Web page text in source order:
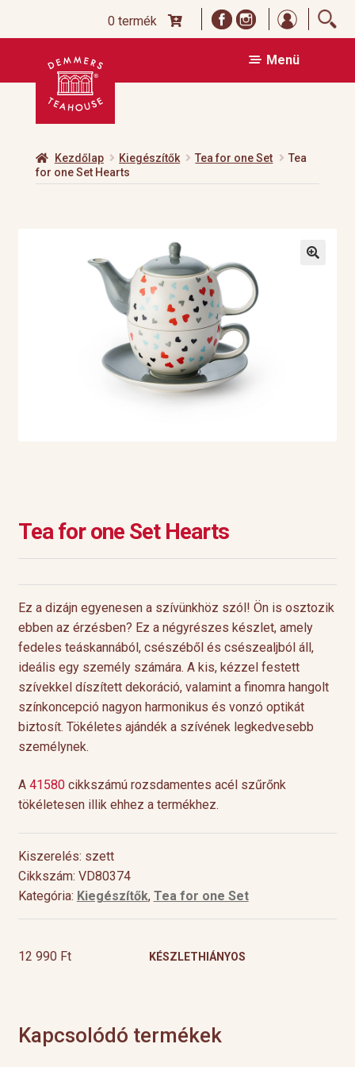
0 termék
Ugrás
navigációhoz
Kilépés
tartalomba
Menü
Kezdőlap Kiegészítők Tea for one Set
Tea
for one Set Hearts
Tea for one Set Hearts
Ez a dizájn egyenesen a szívünkhöz szól! Ön is osztozik
ebben az érzésben? Ez a négyrészes készlet, amely
fedeles teáskannából, csészéből és csészealjból áll,
ideális egy személy számára. A kis, kézzel festett
szívekkel díszített dekoráció, valamint a finomra hangolt
színkoncepció nagyon harmonikus és vonzó optikát
biztosít. Tökéletes ajándék a szívének legkedvesebb
személynek.
A 41580cikkszámú rozsdamentes acél szűrőnk
tökéletesen illik ehhez a termékhez.
Kiszerelés: szett
Cikkszám: VD80374
Kategória: Kiegészítők, Tea for one Set
12 990 Ft KÉSZLETHIÁNYOS
Kapcsolódó termékek